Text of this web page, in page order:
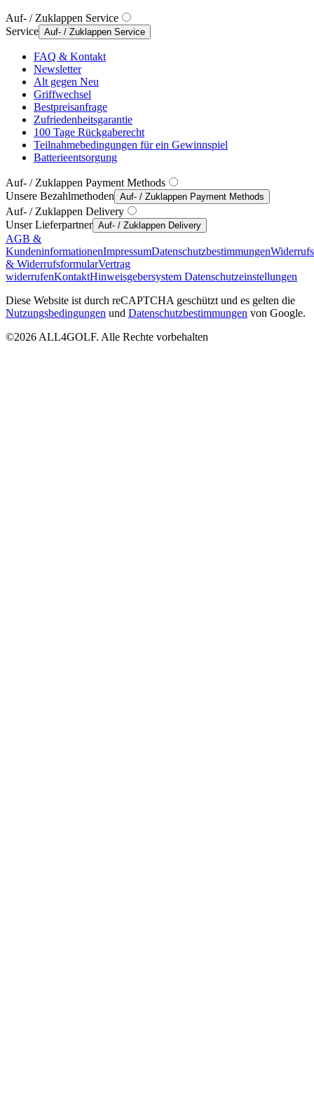
Auf- / Zuklappen Service
Service Auf- / Zuklappen Service
FAQ & Kontakt
Newsletter
Alt gegen Neu
Griffwechsel
Bestpreisanfrage
Zufriedenheitsgarantie
100 Tage Rückgaberecht
Teilnahmebedingungen für ein Gewinnspiel
Batterieentsorgung
Auf- / Zuklappen Payment Methods
Unsere Bezahlmethoden Auf- / Zuklappen Payment Methods
Auf- / Zuklappen Delivery
Unser Lieferpartner Auf- / Zuklappen Delivery
AGB &
KundeninformationenImpressumDatenschutzbestimmungen
& WiderrufsformularVertrag
widerrufenKontaktHinweisgebersystem Datenschutzeinstellungen
Diese Website ist durch reCAPTCHA geschützt und es gelten die
Nutzungsbedingungen und Datenschutzbestimmungen von Google.
©2026 ALL4GOLF. Alle Rechte vorbehalten